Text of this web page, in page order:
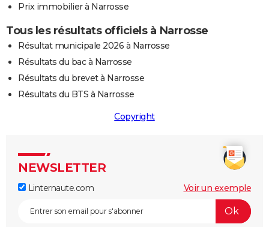
Prix immobilier à Narrosse
Tous les résultats officiels à Narrosse
Résultat municipale 2026 à Narrosse
Résultats du bac à Narrosse
Résultats du brevet à Narrosse
Résultats du BTS à Narrosse
Copyright
NEWSLETTER
Linternaute.com Voir un exemple